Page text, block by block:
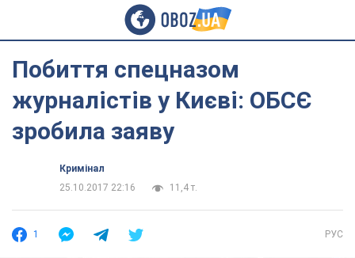
Побиття спецназом
журналістів у Києві: ОБСЄ
зробила заяву
Кримінал
25.10.2017 22:16
11,4 т.
1 РУС